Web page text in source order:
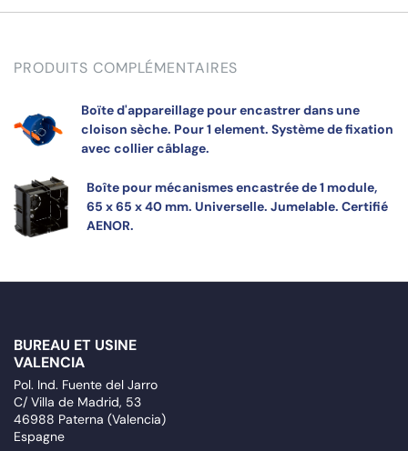
PRODUITS COMPLÉMENTAIRES
Boïte d'appareillage pour encastrer dans une
cloison sèche. Pour 1 element. Système de fixation
avec collier câblage.
Boîte pour mécanismes encastrée de 1 module,
65 x 65 x 40 mm. Universelle. Jumelable. Certifié
AENOR.
BUREAU ET USINE
VALENCIA
Pol. Ind. Fuente del Jarro
C/ Villa de Madrid, 53
46988 Paterna (Valencia)
Espagne